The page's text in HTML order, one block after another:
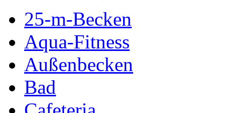
25-m-Becken
Aqua-Fitness
Außenbecken
Bad